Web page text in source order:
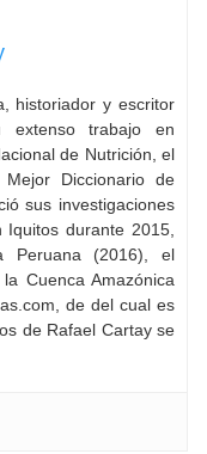
historiador y escritor
extenso trabajo en
de Nutrición, el
Diccionario de
sus investigaciones
durante 2015,
Peruana (2016), el
Cuenca Amazónica
de del cual es
de Rafael Cartay se